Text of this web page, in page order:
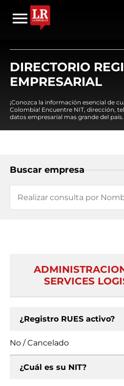
DIRECTORIO
EMPRESARIAL
¡Conozca la información esencial de
Colombia! Encuentre NIT, dirección,
datos empresarial mas grande del país.
Buscar empresa
SERVICES
¿Registro RUES activo?
No / Cancelado
¿Cuál es su NIT?